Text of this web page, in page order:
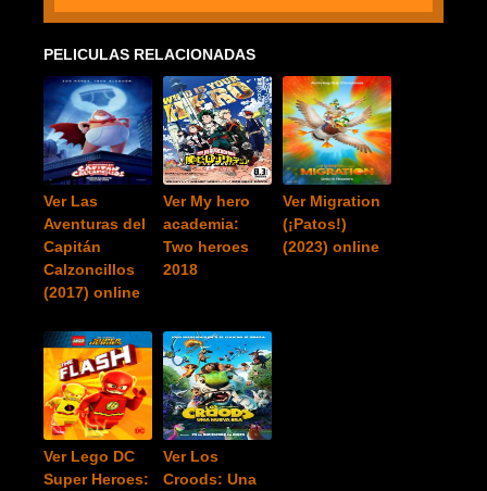
PELICULAS RELACIONADAS
Ver Las
Aventuras del
Capitán
Calzoncillos
(2017) online
Ver My hero
academia:
Two heroes
2018
Ver Migration
(¡Patos!)
(2023) online
Ver Lego DC
Super Heroes:
Ver Los
Croods: Una